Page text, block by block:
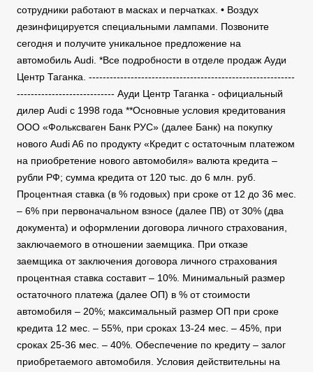
сотрудники работают в масках и перчатках. • Воздух
дезинфицируется специальными лампами. Позвоните
сегодня и получите уникальное предложение на
автомобиль Audi. *Все подробности в отделе продаж Ауди
Центр Таганка. -----------------------------------------------------------
---------------------------- Ауди Центр Таганка - официальный
дилер Audi с 1998 года **Основные условия кредитования
ООО «Фольксваген Банк РУС» (далее Банк) на покупку
нового Audi A6 по продукту «Кредит с остаточным платежом
на приобретение нового автомобиля» валюта кредита –
рубли РФ; сумма кредита от 120 тыс. до 6 млн. руб.
Процентная ставка (в % годовых) при сроке от 12 до 36 мес.
– 6% при первоначальном взносе (далее ПВ) от 30% (два
документа) и оформлении договора личного страхования,
заключаемого в отношении заемщика. При отказе
заемщика от заключения договора личного страхования
процентная ставка составит – 10%. Минимальный размер
остаточного платежа (далее ОП) в % от стоимости
автомобиля – 20%; максимальный размер ОП при сроке
кредита 12 мес. – 55%, при сроках 13-24 мес. – 45%, при
сроках 25-36 мес. – 40%. Обеспечение по кредиту – залог
приобретаемого автомобиля. Условия действительны на